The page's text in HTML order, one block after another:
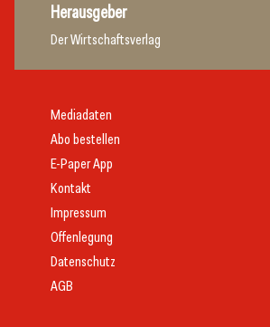
Herausgeber
Der Wirtschaftsverlag
Mediadaten
Abo bestellen
E-Paper App
Kontakt
Impressum
Offenlegung
Datenschutz
AGB